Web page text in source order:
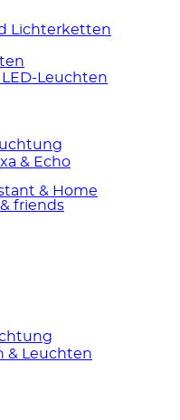
Lichterketten
LED-Leuchten
& Echo
& Home
friends
& Leuchten